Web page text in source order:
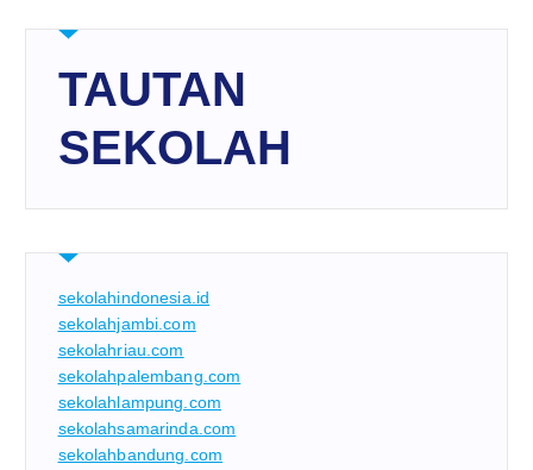
TAUTAN
SEKOLAH
sekolahindonesia.id
sekolahjambi.com
sekolahriau.com
sekolahpalembang.com
sekolahlampung.com
sekolahsamarinda.com
sekolahbandung.com